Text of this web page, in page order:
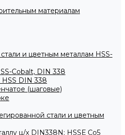
материалам
и цветным металлам HSS-
Cobalt, DIN 338
HSS DIN 338
(шаговые)
стали и цветным
ц/х DIN338N; HSSЕ Со5